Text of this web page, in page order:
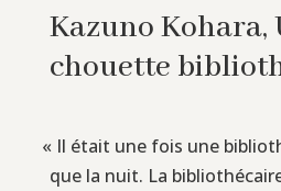
Kazuno Kohara,
chouette
« Il était une fois une
que la nuit. La